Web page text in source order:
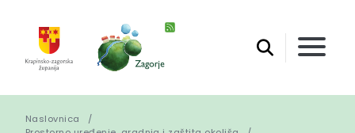
Naslovnica